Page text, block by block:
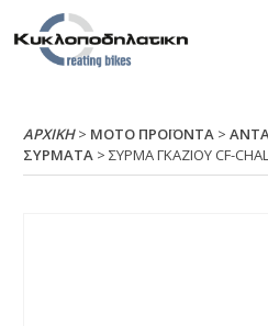
ΑΡΧΙΚΉ> ΜΟΤΟ ΠΡΟΪΟΝΤΑ >
ΣΥΡΜΑΤΑ > ΣΥΡΜΑ ΓΚΑΖΙΟΥ CF-